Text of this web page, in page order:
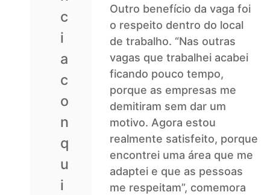
c
i
a
c
o
n
q
u
i
Outro benefício da vaga foi
o respeito dentro do local
de trabalho. “Nas outras
vagas que trabalhei acabei
ficando pouco tempo,
porque as empresas me
demitiram sem dar um
motivo. Agora estou
realmente satisfeito, porque
encontrei uma área que me
adaptei e que as pessoas
me respeitam”, comemora